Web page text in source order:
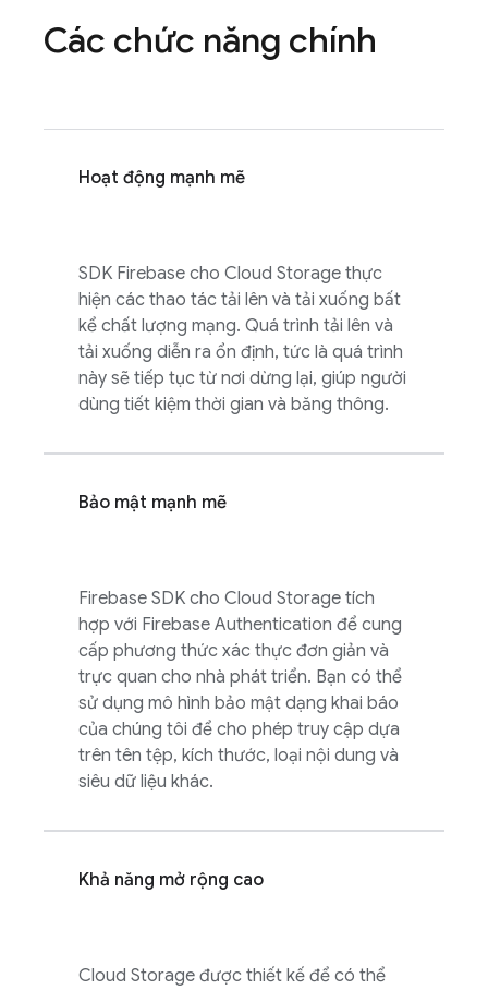
Các chức năng chính
Hoạt động mạnh mẽ
SDK Firebase cho Cloud Storage thực
hiện các thao tác tải lên và tải xuống bất
kể chất lượng mạng. Quá trình tải lên và
tải xuống diễn ra ổn định, tức là quá trình
này sẽ tiếp tục từ nơi dừng lại, giúp người
dùng tiết kiệm thời gian và băng thông.
Bảo mật mạnh mẽ
Firebase SDK cho Cloud Storage tích
hợp với Firebase Authentication để cung
cấp phương thức xác thực đơn giản và
trực quan cho nhà phát triển. Bạn có thể
sử dụng mô hình bảo mật dạng khai báo
của chúng tôi để cho phép truy cập dựa
trên tên tệp, kích thước, loại nội dung và
siêu dữ liệu khác.
Khả năng mở rộng cao
Cloud Storage được thiết kế để có thể